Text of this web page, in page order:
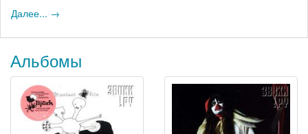
Далее... →
Альбомы